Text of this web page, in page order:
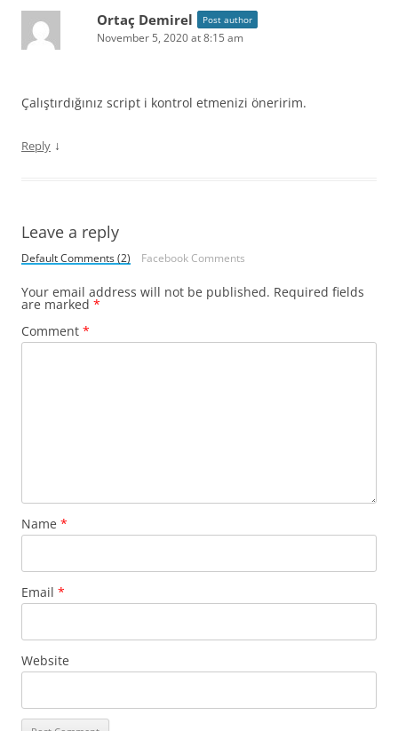
Ortaç Demirel Post author
November 5, 2020 at 8:15 am
Çalıştırdığınız script i kontrol etmenizi öneririm.
Reply ↓
Leave a reply
Default Comments (2) Facebook Comments
Your email address will not be published. Required fields
are marked *
Comment *
Name *
Email *
Website